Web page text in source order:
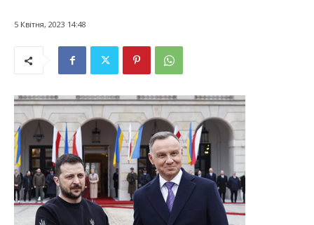
5 Квітня, 2023 14:48